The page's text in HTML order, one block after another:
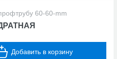
Добавить в корзину